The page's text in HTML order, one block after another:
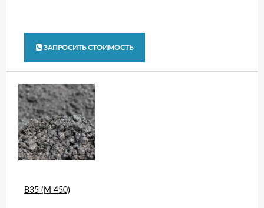
ЗАПРОСИТЬ СТОИМОСТЬ
В35 (М 450)